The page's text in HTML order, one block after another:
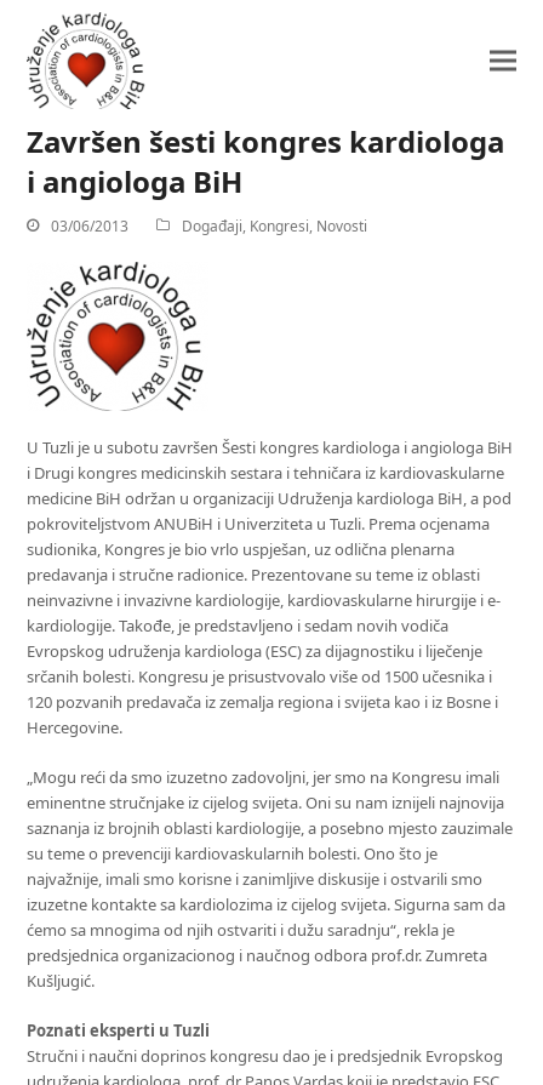
Završen šesti kongres kardiologa
i angiologa BiH
03/06/2013 Događaji, Kongresi, Novosti
U Tuzli je u subotu završen Šesti kongres kardiologa i angiologa BiH
i Drugi kongres medicinskih sestara i tehničara iz kardiovaskularne
medicine BiH održan u organizaciji Udruženja kardiologa BiH, a pod
pokroviteljstvom ANUBiH i Univerziteta u Tuzli. Prema ocjenama
sudionika, Kongres je bio vrlo uspješan, uz odlična plenarna
predavanja i stručne radionice. Prezentovane su teme iz oblasti
neinvazivne i invazivne kardiologije, kardiovaskularne hirurgije i e-
kardiologije. Takođe, je predstavljeno i sedam novih vodiča
Evropskog udruženja kardiologa (ESC) za dijagnostiku i liječenje
srčanih bolesti. Kongresu je prisustvovalo više od 1500 učesnika i
120 pozvanih predavača iz zemalja regiona i svijeta kao i iz Bosne i
Hercegovine.
„Mogu reći da smo izuzetno zadovoljni, jer smo na Kongresu imali
eminentne stručnjake iz cijelog svijeta. Oni su nam iznijeli najnovija
saznanja iz brojnih oblasti kardiologije, a posebno mjesto zauzimale
su teme o prevenciji kardiovaskularnih bolesti. Ono što je
najvažnije, imali smo korisne i zanimljive diskusije i ostvarili smo
izuzetne kontakte sa kardiolozima iz cijelog svijeta. Sigurna sam da
ćemo sa mnogima od njih ostvariti i dužu saradnju“, rekla je
predsjednica organizacionog i naučnog odbora prof.dr. Zumreta
Kušljugić.
Poznati eksperti u Tuzli
Stručni i naučni doprinos kongresu dao je i predsjednik Evropskog